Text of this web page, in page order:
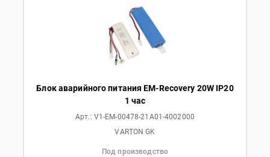
Блок аварийного питания EM-Recovery 20W IP20
1 час
Арт.: V1-EM-00478-21A01-4002000
VARTON GK
Под производство